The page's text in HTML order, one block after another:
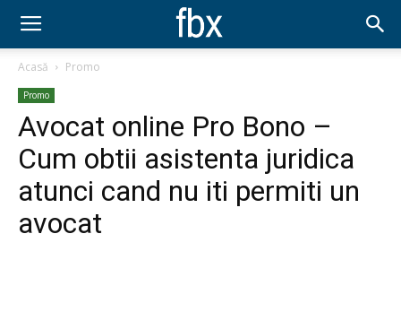
Acasă Promo
Promo
Avocat online Pro Bono –
Cum obtii asistenta juridica
atunci cand nu iti permiti un
avocat